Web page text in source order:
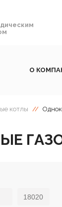
О
котлы //